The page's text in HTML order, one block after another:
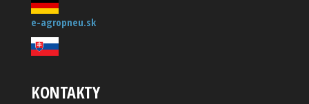
e-agropneu.sk
KONTAKTY